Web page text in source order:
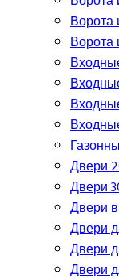
Ворота
Ворота
Двери
Двери
Двери
Двери
Двери
Двери